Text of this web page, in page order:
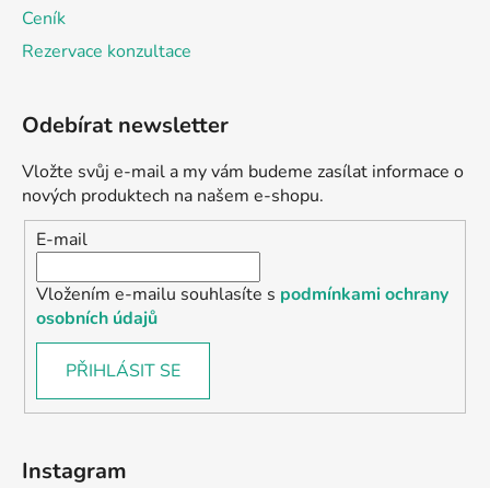
Ceník
Rezervace konzultace
Odebírat newsletter
Vložte svůj e-mail a my vám budeme zasílat informace o
nových produktech na našem e-shopu.
E-mail
Vložením e-mailu souhlasíte s podmínkami ochrany
osobních údajů
PŘIHLÁSIT SE
Instagram